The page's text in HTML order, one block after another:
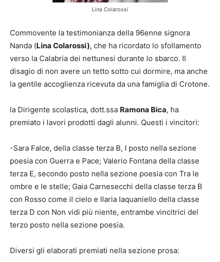
Lina Colarossi
Commovente la testimonianza della 96enne signora
Nanda (Lina Colarossi), che ha ricordato lo sfollamento
verso la Calabria dei nettunesi durante lo sbarco. Il
disagio di non avere un tetto sotto cui dormire, ma anche
la gentile accoglienza ricevuta da una famiglia di Crotone.
la Dirigente scolastica, dott.ssa Ramona Bica, ha
premiato i lavori prodotti dagli alunni. Questi i vincitori:
-Sara Falce, della classe terza B, I posto nella sezione
poesia con Guerra e Pace; Valerio Fontana della classe
terza E, secondo posto nella sezione poesia con Tra le
ombre e le stelle; Gaia Carnesecchi della classe terza B
con Rosso come il cielo e Ilaria Iaquaniello della classe
terza D con Non vidi più niente, entrambe vincitrici del
terzo posto nella sezione poesia.
Diversi gli elaborati premiati nella sezione prosa: